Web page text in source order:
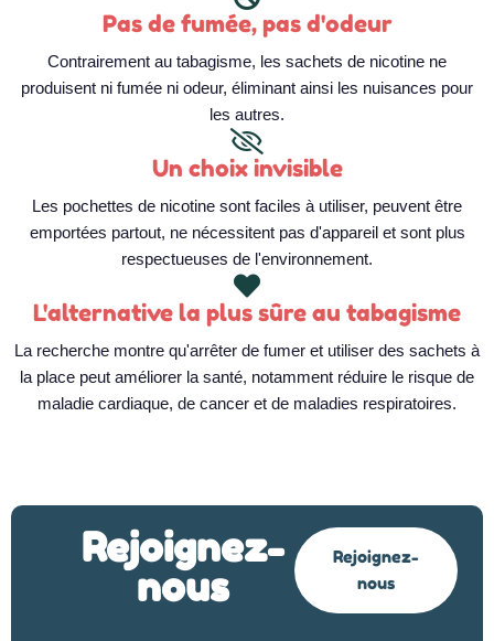
Pas de fumée, pas d'odeur
Contrairement au tabagisme, les sachets de nicotine ne
produisent ni fumée ni odeur, éliminant ainsi les nuisances pour
les autres.
Un choix invisible
Les pochettes de nicotine sont faciles à utiliser, peuvent être
emportées partout, ne nécessitent pas d'appareil et sont plus
respectueuses de l'environnement.
L'alternative la plus sûre au tabagisme
La recherche montre qu'arrêter de fumer et utiliser des sachets à
la place peut améliorer la santé, notamment réduire le risque de
maladie cardiaque, de cancer et de maladies respiratoires.
Rejoignez-
nous
Rejoignez-
nous